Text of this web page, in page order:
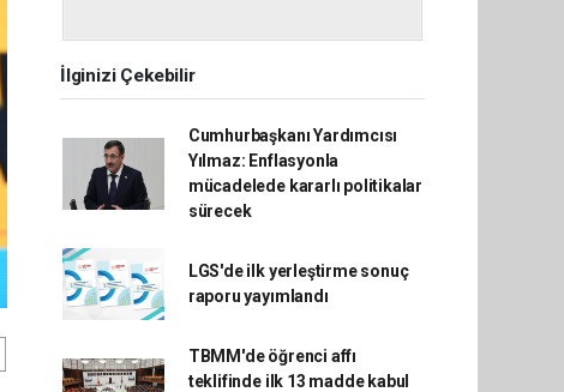
İlginizi Çekebilir
Cumhurbaşkanı Yardımcısı
Yılmaz: Enflasyonla
mücadelede kararlı politikalar
sürecek
LGS'de ilk yerleştirme sonuç
raporu yayımlandı
TBMM'de öğrenci affı
teklifinde ilk 13 madde kabul